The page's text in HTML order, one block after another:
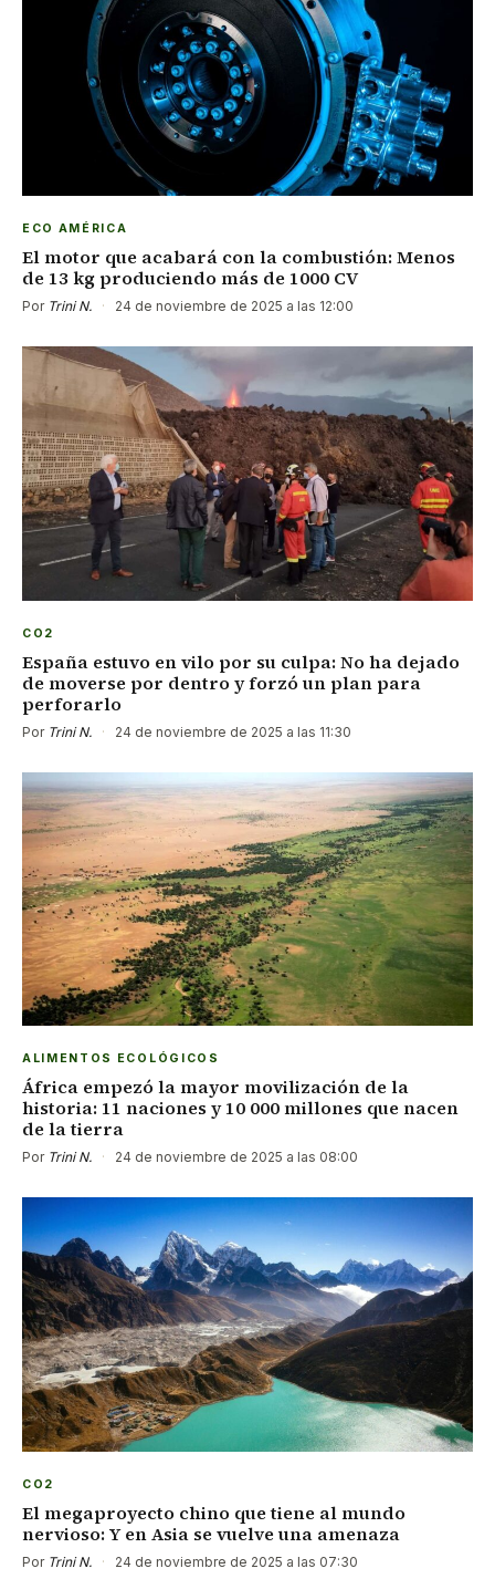
ECO AMÉRICA
El motor que acabará con la combustión: Menos
de 13 kg produciendo más de 1000 CV
Por Trini N. · 24 de noviembre de 2025 a las 12:00
CO2
España estuvo en vilo por su culpa: No ha dejado
de moverse por dentro y forzó un plan para
perforarlo
Por Trini N. · 24 de noviembre de 2025 a las 11:30
ALIMENTOS ECOLÓGICOS
África empezó la mayor movilización de la
historia: 11 naciones y 10 000 millones que nacen
de la tierra
Por Trini N. · 24 de noviembre de 2025 a las 08:00
CO2
El megaproyecto chino que tiene al mundo
nervioso: Y en Asia se vuelve una amenaza
Por Trini N. · 24 de noviembre de 2025 a las 07:30